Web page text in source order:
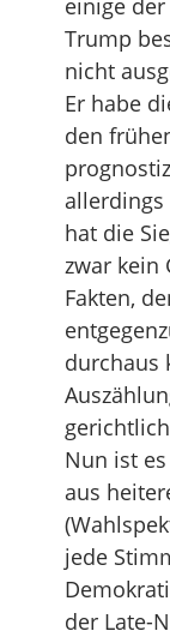
einige
Trump
nicht
Er habe
den
allerdings
hat die
zwar kein
Fakten,
durchaus
Nun ist
aus
jede
der Late-